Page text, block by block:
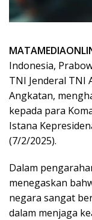
Indonesia,
TNI Jenderal TNI
Angkatan,
kepada para
Istana
(7/2/2025).
Dalam
menegaskan
negara sangat
dalam menjaga